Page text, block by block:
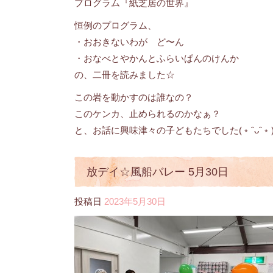
プログラム『紙芝居の世界』
恒例のプログラム、
・おおきないわが ど〜ん
・おなべとやかんとふらいぱんのけんか
の、二冊を読みました☆
この岩を動かすのは誰なの？
このケンカ、止められるのかなぁ？
と、お話に興味津々の子どもたちでした
放デイ☆風船バレー 5月30日
投稿日 2023年5月30日